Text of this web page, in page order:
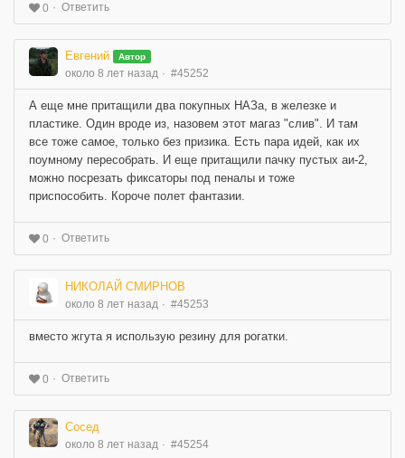
0 Ответить
Евгений Автор
около 8 лет назад #45252
А еще мне притащили два покупных НАЗа, в железке и
пластике. Один вроде из, назовем этот магаз "слив". И там
все тоже самое, только без призика. Есть пара идей, как их
поумному пересобрать. И еще притащили пачку пустых аи-2,
можно посрезать фиксаторы под пеналы и тоже
приспособить. Короче полет фантазии.
0 Ответить
НИКОЛАЙ СМИРНОВ
около 8 лет назад #45253
вместо жгута я использую резину для рогатки.
0 Ответить
Сосед
около 8 лет назад #45254